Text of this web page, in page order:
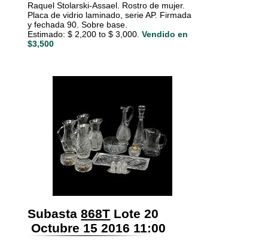
Raquel Stolarski-Assael. Rostro de mujer.
Placa de vidrio laminado, serie AP. Firmada
y fechada 90. Sobre base.
Estimado: $ 2,200 to $ 3,000. Vendido en
$3,500
Subasta 868T Lote 20
Octubre 15 2016 11:00